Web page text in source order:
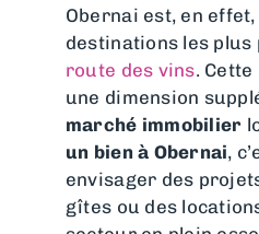
Obernai est, en effet,
destinations les plus
route des vins.
une dimension
marché immobilier
un bien à Obernai,
envisager des
gîtes ou des